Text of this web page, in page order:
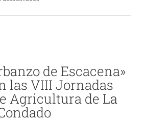
Indicación
organiza
la
degustación
«Platos
de
Cuaresma»
de Escacena»
las VIII Jornadas
Agricultura de La